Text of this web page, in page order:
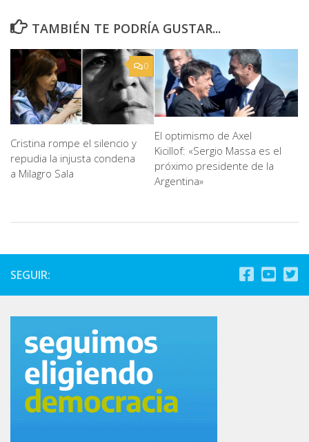
TAMBIÉN TE PODRÍA GUSTAR...
0
Cristina rompe el silencio y
repudia la injusta condena
a Milagro Sala
El optimismo de Axel
Kicillof: «Sergio Massa es el
próximo presidente de la
Argentina»
SEGUIR: